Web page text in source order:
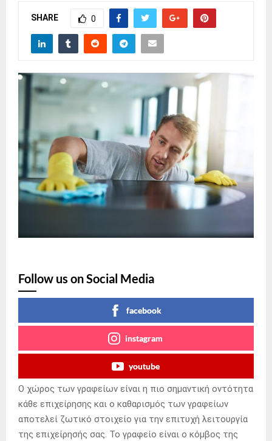
SHARE 0
Follow us on Social Media
facebook
instagram
youtube
Ο χώρος των γραφείων είναι η πιο σημαντική οντότητα
κάθε επιχείρησης και ο καθαρισμός των γραφείων
αποτελεί ζωτικό στοιχείο για την επιτυχή λειτουργία
της επιχείρησής σας. Το γραφείο είναι ο κόμβος της